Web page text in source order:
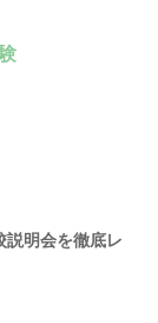
説明会を徹底レ